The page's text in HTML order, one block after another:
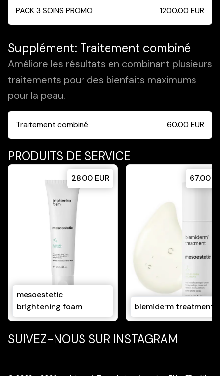
PACK 3 SOINS PROMO 1200.00 EUR
Supplément: Traitement combiné
Améliore les résultats en combinant plusieurs
traitements pour des bienfaits maximums
pour la peau.
Traitement combiné 60.00 EUR
PRODUITS DE SERVICE
mesoestetic
brightening foam
28.00 EUR
blemiderm treatment
67.00
SUIVEZ-NOUS SUR INSTAGRAM